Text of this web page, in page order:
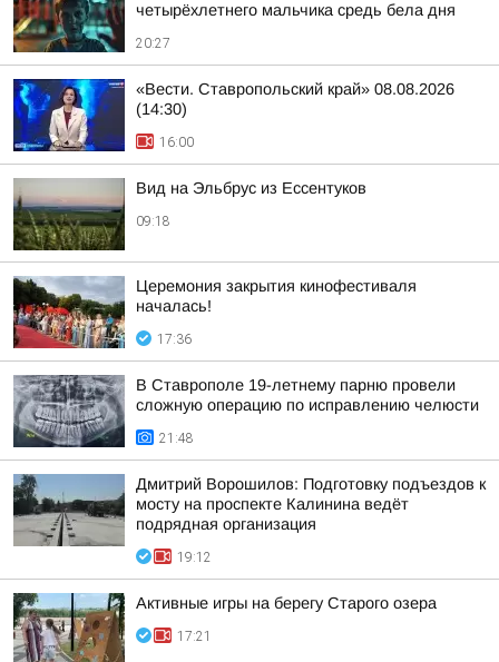
четырёхлетнего мальчика средь бела дня
20:27
«Вести. Ставропольский край» 08.08.2026
(14:30)
16:00
Вид на Эльбрус из Ессентуков
09:18
Церемония закрытия кинофестиваля
началась!
17:36
В Ставрополе 19-летнему парню провели
сложную операцию по исправлению челюсти
21:48
Дмитрий Ворошилов: Подготовку подъездов к
мосту на проспекте Калинина ведёт
подрядная организация
19:12
Активные игры на берегу Старого озера
17:21